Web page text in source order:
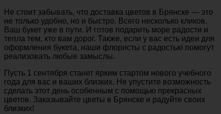
Не стоит забывать, что доставка цветов в Брянске — это
не только удобно, но и быстро. Всего несколько кликов.
Ваш букет уже в пути. И готов подарить море радости и
тепла тем, кто вам дорог. Также, если у вас есть идеи для
оформления букета, наши флористы с радостью помогут
реализовать любые замыслы.
Пусть 1 сентября станет ярким стартом нового учебного
года для вас и ваших близких. Не упустите возможность
сделать этот день особенным с помощью прекрасных
цветов. Заказывайте цветы в Брянске и радуйте своих
близких!